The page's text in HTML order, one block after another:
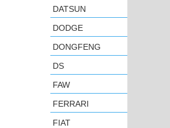
DATSUN
DODGE
DONGFENG
DS
FAW
FERRARI
FIAT